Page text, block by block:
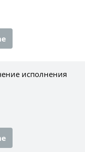
исполнения